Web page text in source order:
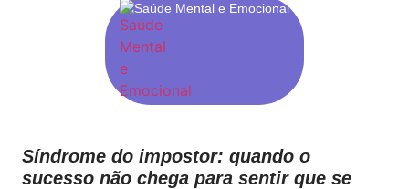
Saúde Mental e Emocional
Síndrome do impostor: quando o
sucesso não chega para sentir que se